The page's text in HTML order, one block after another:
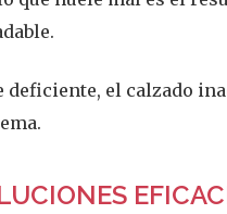
deficiente, el calzado